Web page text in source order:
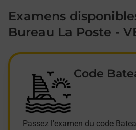
Examens
Bureau La Poste -
Code
Passez l'examen du code